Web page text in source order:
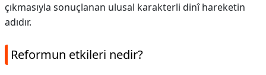
çıkmasıyla sonuçlanan ulusal karakterli dinî hareketin
adıdır.
Reformun etkileri nedir?